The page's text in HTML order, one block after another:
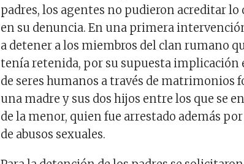
padres, los agentes no pudieron acreditar lo
en su denuncia. En una primera
a detener a los miembros del clan rumano
tenía retenida, por su supuesta implicación
de seres humanos a través de matrimonios
una madre y sus dos hijos entre los que se
de la menor, quien fue arrestado además
de abusos sexuales.